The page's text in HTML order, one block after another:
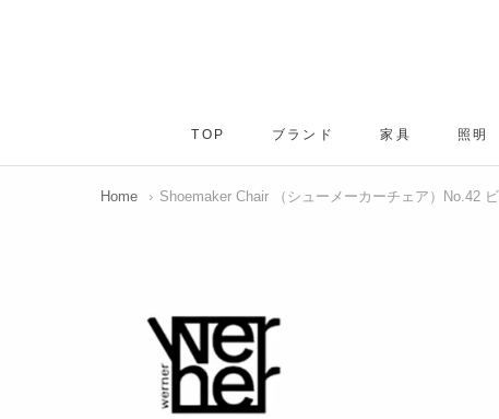
コ
TOP
ブランド
家具
照明
Home › Shoemaker Chair （シューメーカーチェア）No.42